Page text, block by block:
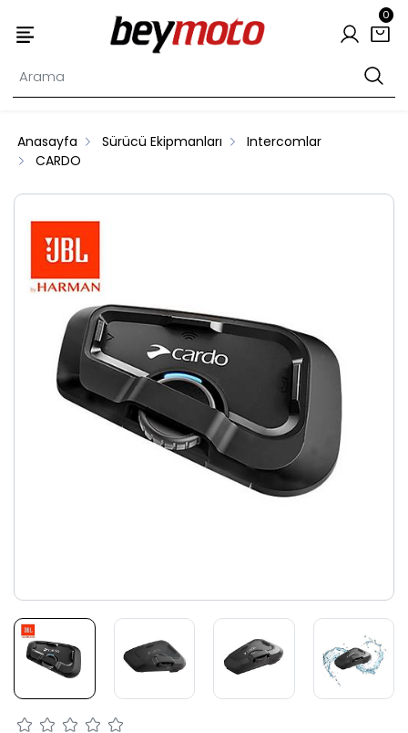
0
Anasayfa Sürücü Ekipmanları
Intercomlar
CARDO